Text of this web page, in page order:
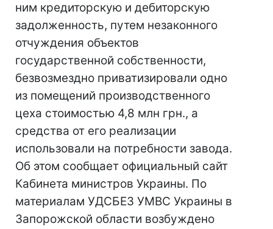
ним кредиторскую и дебиторскую
задолженность, путем незаконного
отчуждения объектов
государственной собственности,
безвозмездно приватизировали одно
из помещений производственного
цеха стоимостью 4,8 млн грн., а
средства от его реализации
использовали на потребности завода.
Об этом сообщает официальный сайт
Кабинета министров Украины. По
материалам УДСБЕЗ УМВС Украины в
Запорожской области возбуждено